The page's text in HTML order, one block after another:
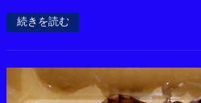
続きを読む